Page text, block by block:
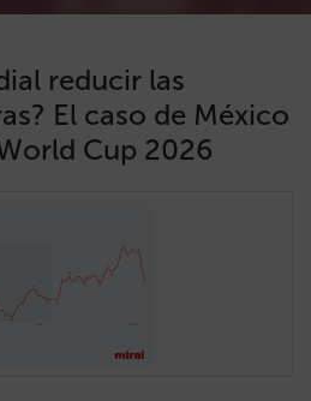
reducir las
El caso de México
Cup 2026